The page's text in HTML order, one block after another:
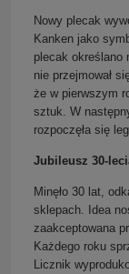
Nowy plecak
Kanken jako
plecak określano
nie przejmował
że w pierwszym
sztuk. W
rozpoczęła się
Jubileusz 30-
Minęło 30 lat,
sklepach. Idea
zaakceptowana
Każdego roku
Licznik